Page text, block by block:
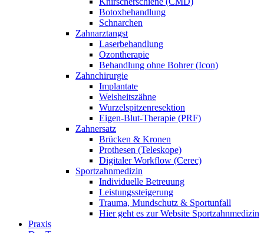
Botoxbehandlung
Schnarchen
Zahnarztangst
Laserbehandlung
Ozontherapie
Behandlung ohne Bohrer (Icon)
Zahnchirurgie
Implantate
Weisheitszähne
Wurzelspitzenresektion
Eigen-Blut-Therapie (PRF)
Zahnersatz
Brücken & Kronen
Prothesen (Teleskope)
Digitaler Workflow (Cerec)
Sportzahnmedizin
Individuelle Betreuung
Leistungssteigerung
Trauma, Mundschutz & Sportunfall
Hier geht es zur Website Sportzahnmedizin
Praxis